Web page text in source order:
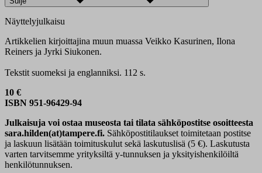
Näyttelyjulkaisu
Artikkelien kirjoittajina muun muassa Veikko Kasurinen, Ilona
Reiners ja Jyrki Siukonen.
Tekstit suomeksi ja englanniksi. 112 s.
10 €
ISBN 951-96429-94
Julkaisuja voi ostaa museosta tai tilata sähköpostitse osoitteesta
sara.hilden(at)tampere.fi. Sähköpostitilaukset toimitetaan postitse
ja laskuun lisätään toimituskulut sekä laskutuslisä (5 €). Laskutusta
varten tarvitsemme yrityksiltä y-tunnuksen ja yksityishenkilöiltä
henkilötunnuksen.